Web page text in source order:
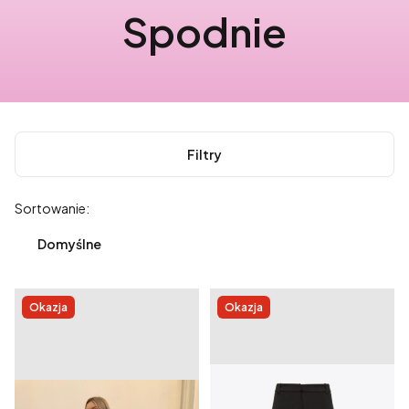
Spodnie
Filtry
Lista produktów
Sortowanie:
Domyślne
Okazja Okazja